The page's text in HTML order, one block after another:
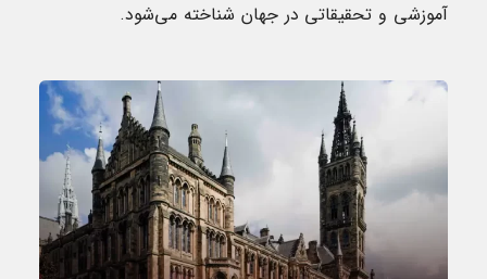
آموزشی و تحقیقاتی در جهان شناخته می‌شود.